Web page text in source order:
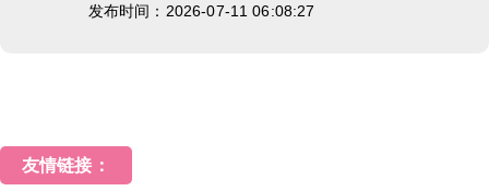
发布时间：2026-07-11 06:08:27
友情链接：